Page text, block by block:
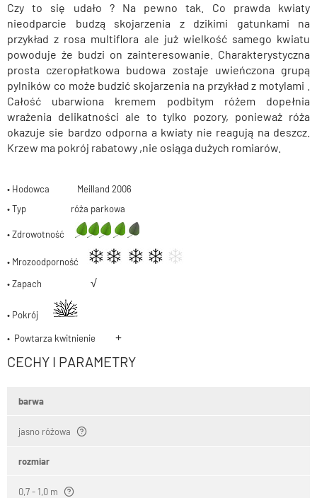
Czy to się udało ? Na pewno tak. Co prawda kwiaty
nieodparcie budzą skojarzenia z dzikimi gatunkami na
przykład z rosa multiflora ale już wielkość samego kwiatu
powoduje że budzi on zainteresowanie. Charakterystyczna
prosta czeropłatkowa budowa zostaje uwieńczona grupą
pylników co może budzić skojarzenia na przykład z motylami .
Całość ubarwiona kremem podbitym różem dopełnia
wrażenia delikatności ale to tylko pozory, ponieważ róża
okazuje sie bardzo odporna a kwiaty nie reagują na deszcz.
Krzew ma pokrój rabatowy ,nie osiąga dużych romiarów.
• Hodowca Meilland 2006
• Typ róża parkowa
• Zdrowotność
• Mrozoodporność
• Zapach √
• Pokrój
• Powtarza kwitnienie +
CECHY I PARAMETRY
barwa
jasno różowa
rozmiar
0,7 - 1,0 m